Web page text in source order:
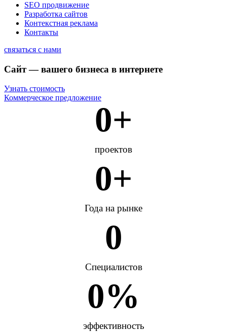
SEO продвижение
Разработка сайтов
Контекстная реклама
Контакты
связаться с нами
Сайт — вашего бизнеса в интернете
Узнать стоимость
Коммерческое предложение
0+
проектов
0+
Года на рынке
0
Специалистов
0%
эффективность